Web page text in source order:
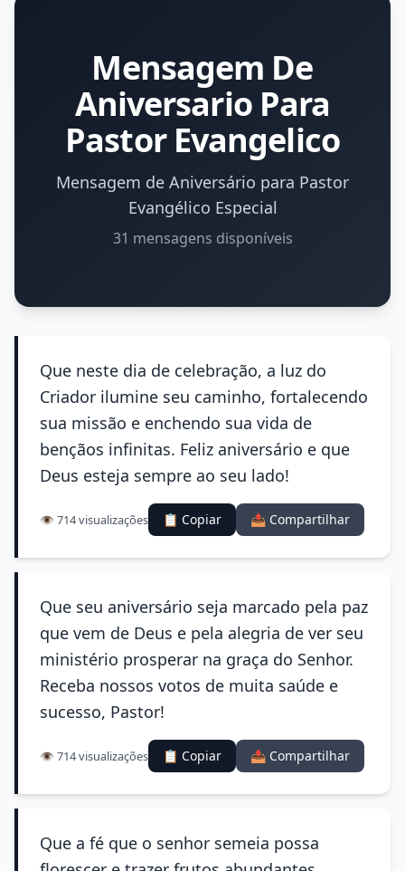
Mensagem De
Aniversario Para
Pastor Evangelico
Mensagem de Aniversário para Pastor
Evangélico Especial
31 mensagens disponíveis
Que neste dia de celebração, a luz do
Criador ilumine seu caminho, fortalecendo
sua missão e enchendo sua vida de
bençãos infinitas. Feliz aniversário e que
Deus esteja sempre ao seu lado!
👁️ 714 visualizações 📋 Copiar 📤 Compartilhar
Que seu aniversário seja marcado pela paz
que vem de Deus e pela alegria de ver seu
ministério prosperar na graça do Senhor.
Receba nossos votos de muita saúde e
sucesso, Pastor!
👁️ 714 visualizações 📋 Copiar 📤 Compartilhar
Que a fé que o senhor semeia possa